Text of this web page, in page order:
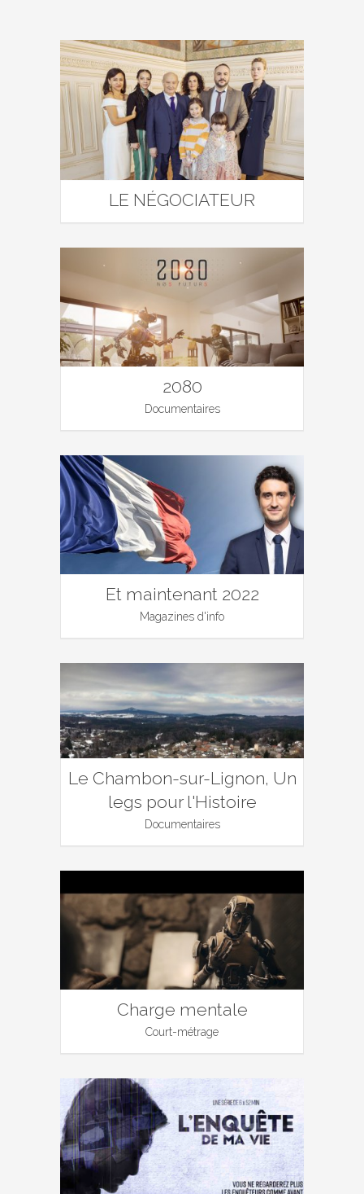
LE NÉGOCIATEUR
2080
Documentaires
Et maintenant 2022
Magazines d'info
Le Chambon-sur-Lignon, Un
legs pour l'Histoire
Documentaires
Charge mentale
Court-métrage